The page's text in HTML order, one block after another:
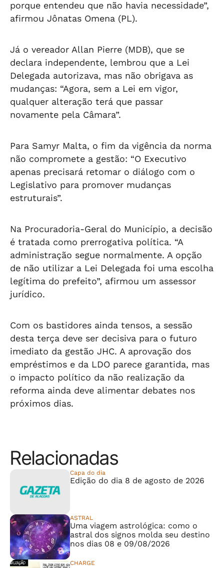
porque entendeu que não havia necessidade”,
afirmou Jônatas Omena (PL).
Já o vereador Allan Pierre (MDB), que se
declara independente, lembrou que a Lei
Delegada autorizava, mas não obrigava as
mudanças: “Agora, sem a Lei em vigor,
qualquer alteração terá que passar
novamente pela Câmara”.
Para Samyr Malta, o fim da vigência da norma
não compromete a gestão: “O Executivo
apenas precisará retomar o diálogo com o
Legislativo para promover mudanças
estruturais”.
Na Procuradoria-Geral do Município, a decisão
é tratada como prerrogativa política. “A
administração segue normalmente. A opção
de não utilizar a Lei Delegada foi uma escolha
legítima do prefeito”, afirmou um assessor
jurídico.
Com os bastidores ainda tensos, a sessão
desta terça deve ser decisiva para o futuro
imediato da gestão JHC. A aprovação dos
empréstimos e da LDO parece garantida, mas
o impacto político da não realização da
reforma ainda deve alimentar debates nos
próximos dias.
Relacionadas
Capa do dia
Edição do dia 8 de agosto de 2026
ASTRAL
Uma viagem astrológica: como o
astral dos signos molda seu destino
nos dias 08 e 09/08/2026
CHARGE